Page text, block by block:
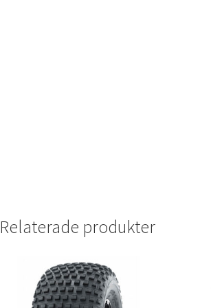
Relaterade produkter